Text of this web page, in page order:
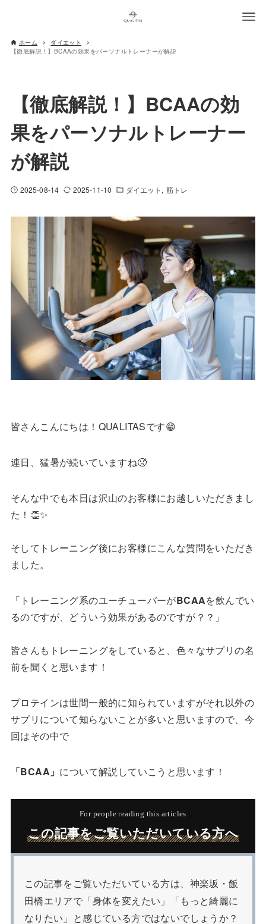
ホーム
ダイエット
【徹底解説！】BCAAの効果をパーソナルトレーナーが解説
【徹底解説！】BCAAの効
果をパーソナルトレーナー
が解説
2025-08-14 2025-11-10 ダイエット 筋トレ
皆さんこんにちは！QUALITASです😁
連日、猛暑が続いていますね🥵
そんな中でも本日は沢山のお客様にお越しいただきまし
た！👏✨
そしてトレーニング後にお客様にこんな質問をいただき
ました。
「トレーニング系のユーチューバーがBCAAを飲んでい
るのですが、どういう効果があるのですが？？」
皆さんもトレーニングをしていると、色々なサプリの名
前を聞くと思います！
プロテインは世間一般的に知られていますがそれ以外の
サプリについて知らないことが多いと思いますので、今
回はその中で
「BCAA」 について解説していこうと思います！
For people reading this articles
この記事をご覧いただいている方へ
この記事をご覧いただいている方は、神楽坂・飯
田橋エリアで「身体を変えたい」「もっと綺麗に
なりたい」と感じている方ではないでしょうか？